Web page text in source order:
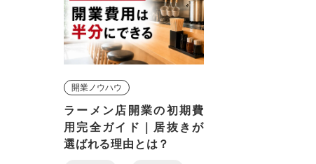
開業ノウハウ
ラーメン店開業の初期費
用完全ガイド｜居抜きが
選ばれる理由とは？